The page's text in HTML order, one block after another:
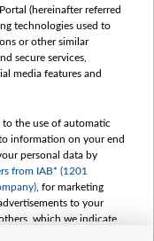
(hereinafter referred
technologies used to
or other similar
secure services,
media features and
to the use of automatic
information on your end
personal data by
from IAB* (1201
, for marketing
to your
which we indicate